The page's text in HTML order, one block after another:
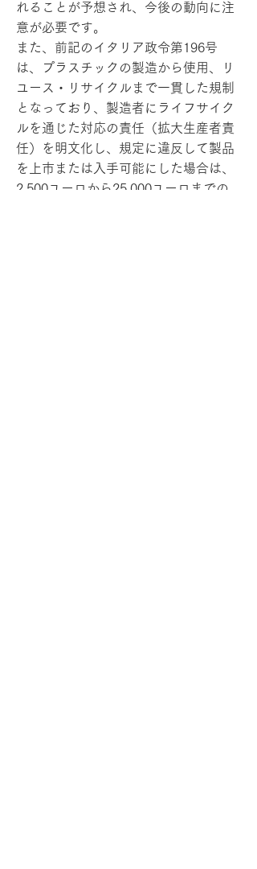
れることが予想され、今後の動向に注
意が必要です。
また、前記のイタリア政令第196号
は、プラスチックの製造から使用、リ
ユース・リサイクルまで一貫した規制
となっており、製造者にライフサイク
ルを通じた対応の責任（拡大生産者責
任）を明文化し、規定に違反して製品
を上市または入手可能にした場合は、
2,500ユーロから25,000ユーロまでの